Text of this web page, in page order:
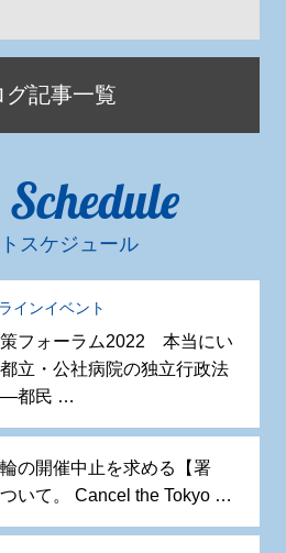
グ記事一覧
スケジュール
インイベント
フォーラム2022 本当にい
立・公社病院の独立行政法
都民 …
の開催中止を求める【署
いて。 Cancel the Tokyo …